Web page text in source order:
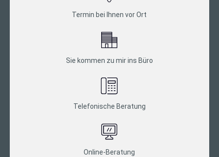
Termin bei Ihnen vor Ort
Sie kommen zu mir ins Büro
Telefonische Beratung
Online-Beratung